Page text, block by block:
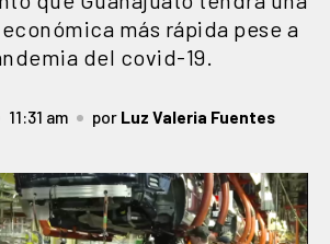
más rápida pese a
del covid-19.
11:31 am por Luz Valeria Fuentes